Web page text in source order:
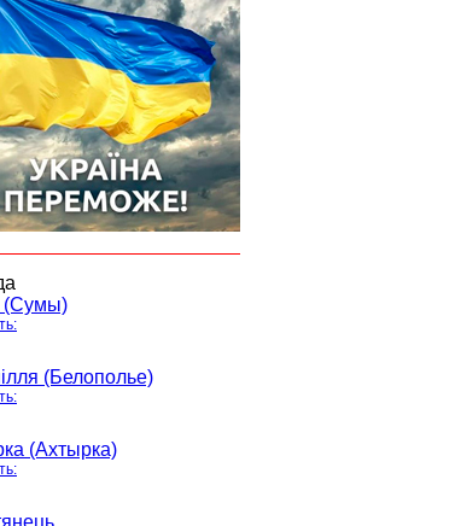
(Сумы)
(Белополье)
(Ахтырка)